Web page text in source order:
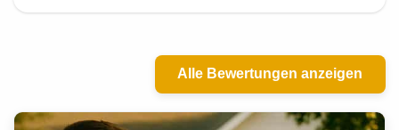
Alle Bewertungen anzeigen